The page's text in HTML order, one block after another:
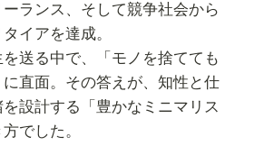
ランス、そして競争社会から
イアを達成。
送る中で、「モノを捨てても
直面。その答えが、知性と仕
設計する「豊かなミニマリス
でした。